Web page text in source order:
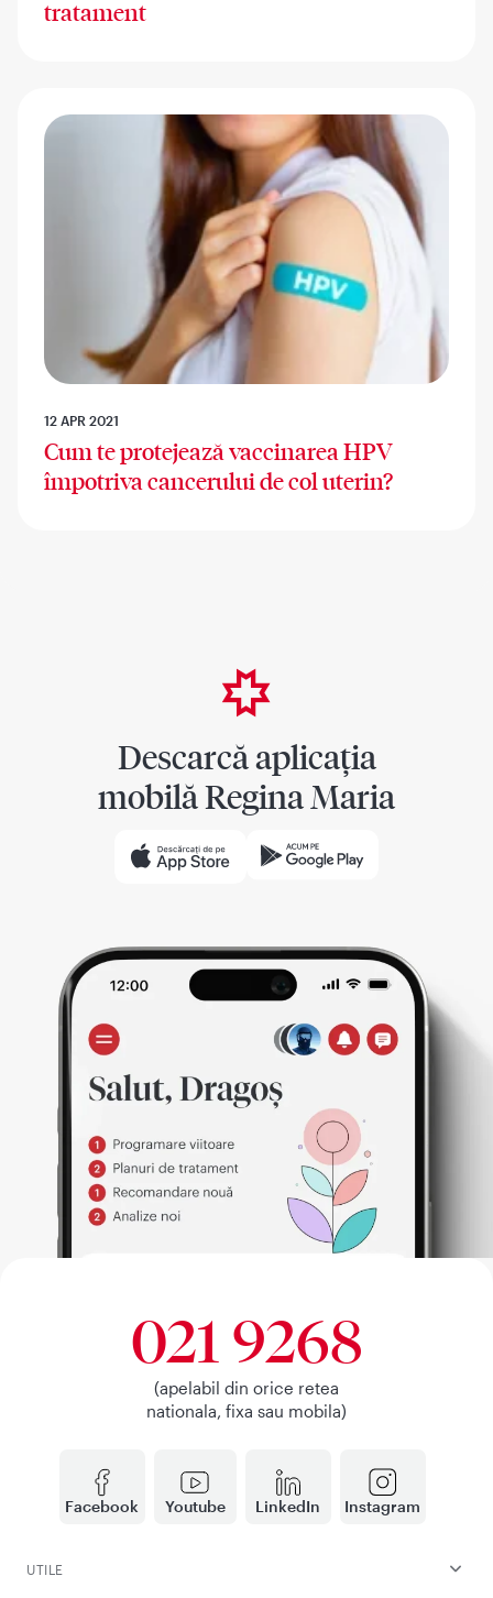
tratament
12 APR 2021
Cum te protejează vaccinarea HPV
împotriva cancerului de col uterin?
Descarcă aplicația
mobilă Regina Maria
Facebook Youtube LinkedIn Instagram
021 9268
(apelabil din orice retea
nationala, fixa sau mobila)
UTILE